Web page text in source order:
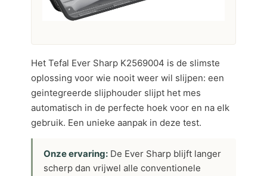
Het Tefal Ever Sharp K2569004 is de slimste
oplossing voor wie nooit weer wil slijpen: een
geintegreerde slijphouder slijpt het mes
automatisch in de perfecte hoek voor en na elk
gebruik. Een unieke aanpak in deze test.
Onze ervaring: De Ever Sharp blijft langer
scherp dan vrijwel alle conventionele